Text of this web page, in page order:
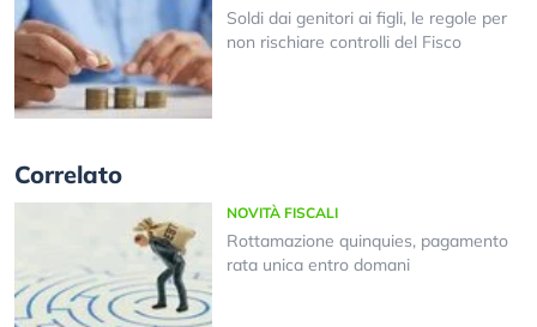
Soldi dai genitori ai figli, le regole per
non rischiare controlli del Fisco
Correlato
NOVITÀ FISCALI
Rottamazione quinquies, pagamento
rata unica entro domani